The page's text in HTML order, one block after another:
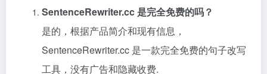
SentenceRewriter.cc 是完全免费的吗？
是的，根据产品简介和现有信息，
SentenceRewriter.cc 是一款完全免费的句子改写
工具，没有广告和隐藏收费.